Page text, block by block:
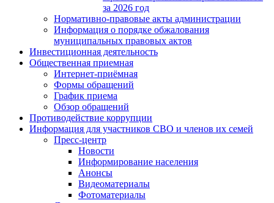
за 2026 год
Нормативно-правовые акты администрации
Информация о порядке обжалования
муниципальных правовых актов
Инвестиционная деятельность
Общественная приемная
Интернет-приёмная
Формы обращений
График приема
Обзор обращений
Противодействие коррупции
Информация для участников СВО и членов их семей
Пресс-центр
Новости
Информирование населения
Анонсы
Видеоматериалы
Фотоматериалы